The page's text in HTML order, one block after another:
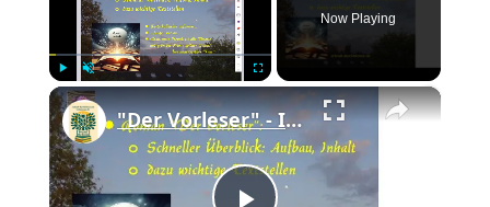
Play Unmute
Now Playing
×
"Der Vorleser" - Inhalt, Aufbau, Zitate zum Roman; Interpretation wichtiger Stellen, z.B. "Liebe"